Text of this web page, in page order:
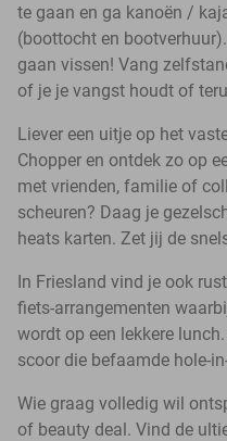
te gaan en ga kanoën /
(boottocht en
gaan vissen! Vang
of je je vangst houdt of
Liever een uitje op het
Chopper en ontdek zo op
met vrienden, familie of
scheuren? Daag je
heats karten. Zet jij de
In Friesland vind je ook
fiets-arrangementen
wordt op een lekkere
scoor die befaamde hole-
Wie graag volledig wil
of beauty deal. Vind de